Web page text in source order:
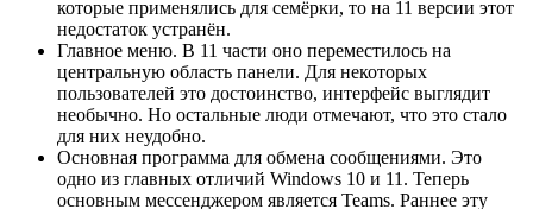
которые применялись для семёрки, то на 11 версии этот
недостаток устранён.
Главное меню. В 11 части оно переместилось на
центральную область панели. Для некоторых
пользователей это достоинство, интерфейс выглядит
необычно. Но остальные люди отмечают, что это стало
для них неудобно.
Основная программа для обмена сообщениями. Это
одно из главных отличий Windows 10 и 11. Теперь
основным мессенджером является Teams. Раннее эту